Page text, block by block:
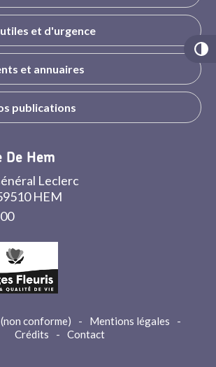
et d'urgence
et annuaires
publications
De Hem
Leclerc
HEM
conforme) - Mentions légales
-
Crédits
- Contact